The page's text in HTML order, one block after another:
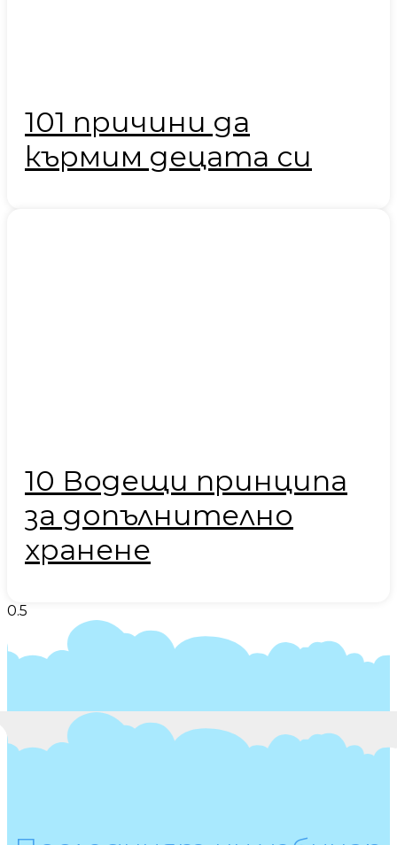
101 причини да
кърмим децата си
10 Водещи принципа
за допълнително
хранене